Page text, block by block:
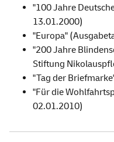
"100 Jahre
13.01.2000)
"Europa"
"200 Jahre
Stiftung
"Tag der
"Für die
02.01.2010)